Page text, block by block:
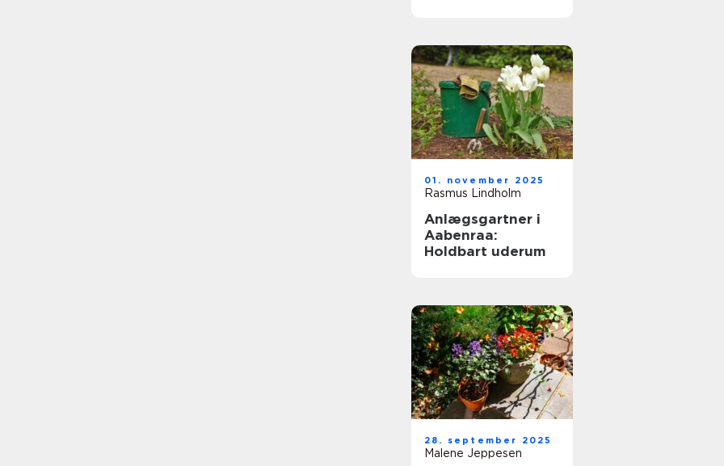
01. november 2025
Rasmus Lindholm
Anlægsgartner i
Aabenraa:
Holdbart uderum
28. september 2025
Malene Jeppesen